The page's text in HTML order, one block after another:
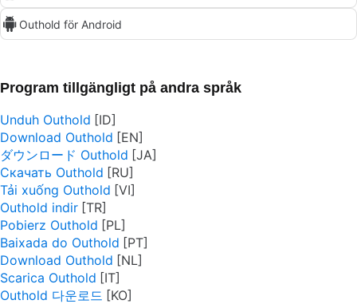
Outhold för Android
Program tillgängligt på andra språk
Unduh Outhold
Download Outhold
ダウンロード Outhold
Скачать Outhold
Tải xuống Outhold
Outhold indir
Pobierz Outhold
Baixada do Outhold
Download Outhold
Scarica Outhold
Outhold 다운로드